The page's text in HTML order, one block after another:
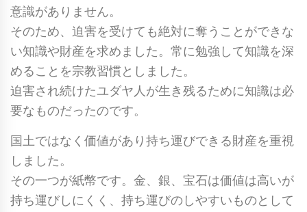
意識がありません。
そのため、迫害を受けても絶対に奪うことができな
い知識や財産を求めました。常に勉強して知識を深
めることを宗教習慣としました。
迫害され続けたユダヤ人が生き残るために知識は必
要なものだったのです。
国土ではなく価値があり持ち運びできる財産を重視
しました。
その一つが紙幣です。金、銀、宝石は価値は高いが
持ち運びしにくく、持ち運びのしやすいものとして